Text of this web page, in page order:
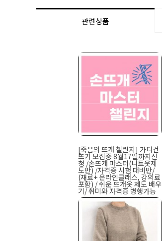
관련상품
[죽음의 뜨개 챌린지] 가디건
뜨기 모집중 8월17일까지신
청 /손뜨개 마스터(니트옷제
도반) /자격증 시험 대비반/
(재료+ 온라인클래스, 강의료
포함) / 쉬운 뜨개옷 제도 배우
기/ 취미와 자격증 병행가능